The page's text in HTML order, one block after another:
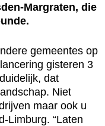
Margraten, die
gemeentes op
gisteren 3
dat
Niet
maar ook u
Limburg. “Laten